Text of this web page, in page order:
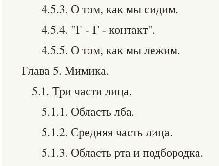
4.5.3. О том, как мы сидим.
4.5.4. "Г - Г - контакт".
4.5.5. О том, как мы лежим.
Глава 5. Мимика.
5.1. Три части лица.
5.1.1. Область лба.
5.1.2. Средняя часть лица.
5.1.3. Область рта и подбородка.